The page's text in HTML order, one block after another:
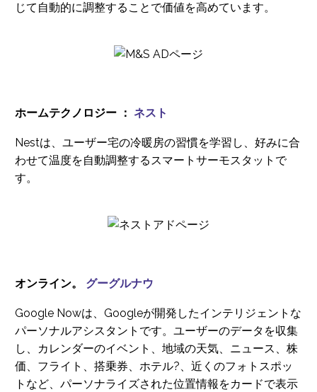
じて自動的に調整することで価値を高めています。
ホームテクノロジー ： ネスト
Nestは、ユーザー宅の冷暖房の習慣を学習し、好みに合
わせて温度を自動調整するスマートサーモスタットで
す。
オンライン。 グーグルナウ
Google Nowは、Googleが開発したインテリジェントな
パーソナルアシスタントです。ユーザーのデータを収集
し、カレンダーのイベント、地域の天気、ニュース、株
価、フライト、搭乗券、ホテル?、近くのフォトスポッ
トなど、パーソナライズされた位置情報をカードで表示